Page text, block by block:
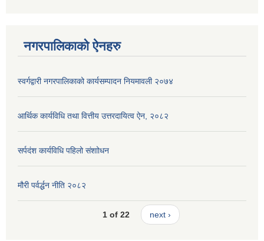
नगरपालिकाको ऐनहरु
स्वर्गद्वारी नगरपालिकाको कार्यसम्पादन नियमावली २०७४
आर्थिक कार्यविधि तथा वित्तीय उत्तरदायित्व ऐन, २०८२
सर्पदंश कार्यविधि पहिलो संशाोधन
मौरी पर्वर्द्धन नीति २०८२
1 of 22 next ›